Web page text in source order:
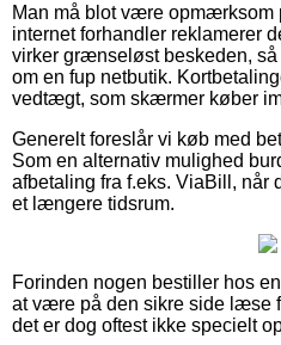
Man må blot være opmærksom
internet forhandler reklamerer
virker grænseløst beskeden,
om en fup netbutik.
vedtægt, som skærmer køber
Generelt foreslår vi køb med
Som en alternativ mulighed
afbetaling fra f.eks. ViaBill, når
et længere tidsrum.
Forinden nogen bestiller hos
at være på den sikre side læse
det er dog oftest ikke specielt